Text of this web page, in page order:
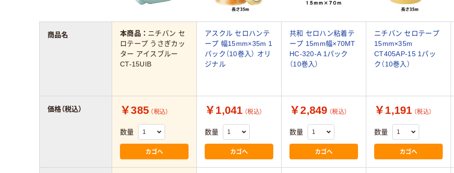
本商品： ニチバン セ
ロテープ うさぎカッ
ター アイスブルー
CT-15UIB
アスクル セロハンテ
ープ 幅15mm×35m 1
パック（10巻入） オリ
ジナル
共和 セロハン粘着テ
ープ 15mm幅×70MT
HC-320-A 1パック
（10巻入）
ニチバン セロテープ
15mm×35m
CT405AP-15 1パッ
ク（10巻入）
￥385 （税込）
数量
カゴへ
￥1,041 （税込）
数量
カゴへ
￥2,849 （税込）
数量
カゴへ
￥1,191 （税込）
数量
カゴへ
商品名
価格（税込）